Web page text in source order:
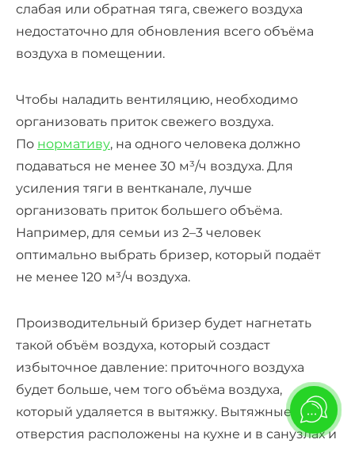
слабая или обратная тяга, свежего воздуха
недостаточно для обновления всего объёма
воздуха в помещении.
Чтобы наладить вентиляцию, необходимо
организовать приток свежего воздуха.
По нормативу, на одного человека должно
подаваться не менее 30 м³/ч воздуха. Для
усиления тяги в вентканале, лучше
организовать приток большего объёма.
Например, для семьи из 2–3 человек
оптимально выбрать бризер, который подаёт
не менее 120 м³/ч воздуха.
Производительный бризер будет нагнетать
такой объём воздуха, который создаст
избыточное давление: приточного воздуха
будет больше, чем того объёма воздуха,
который удаляется в вытяжку. Вытяжные
отверстия расположены на кухне и в санузлах и